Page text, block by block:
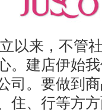
来，不管社
。建店伊始
司。要做到
住、行等方